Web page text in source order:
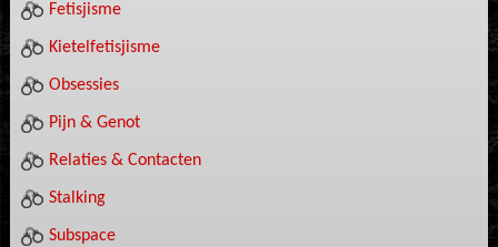
Fetisjisme
Kietelfetisjisme
Obsessies
Pijn & Genot
Relaties & Contacten
Stalking
Subspace